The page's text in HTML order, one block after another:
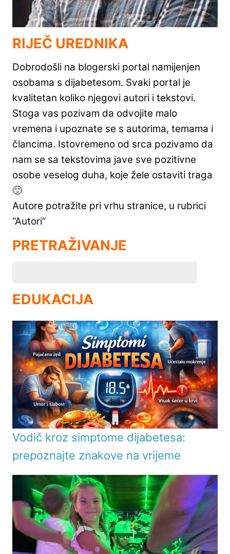
RIJEČ UREDNIKA
Dobrodošli na blogerski portal namijenjen
osobama s dijabetesom. Svaki portal je
kvalitetan koliko njegovi autori i tekstovi.
Stoga vas pozivam da odvojite malo
vremena i upoznate se s autorima, temama i
člancima. Istovremeno od srca pozivamo da
nam se sa tekstovima jave sve pozitivne
osobe veselog duha, koje žele ostaviti traga
🙂
Autore potražite pri vrhu stranice, u rubrici
“Autori”
PRETRAŽIVANJE
EDUKACIJA
Vodič kroz simptome dijabetesa:
prepoznajte znakove na vrijeme